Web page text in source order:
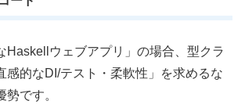
Haskellウェブアプリ」の場合、型クラ
感的なDI/テスト・柔軟性」を求めるな
勢です。